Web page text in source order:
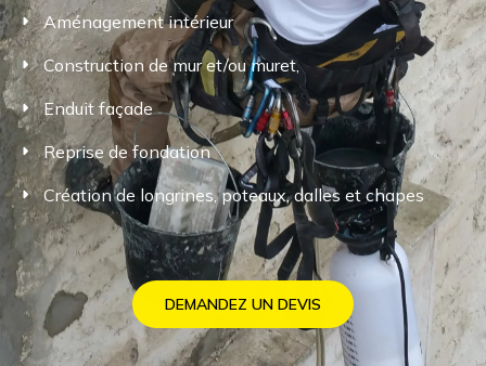
Aménagement intérieur
Construction de mur et/ou muret,
Enduit façade
Reprise de fondation
Création de longrines, poteaux, dalles et chapes
DEMANDEZ UN DEVIS